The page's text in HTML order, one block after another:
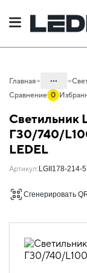
Главная ...
L-lego II
Сравнение 0
Светильник
Г30/740/
LEDEL
Артикул: LGII178-214-
Сгенерировать